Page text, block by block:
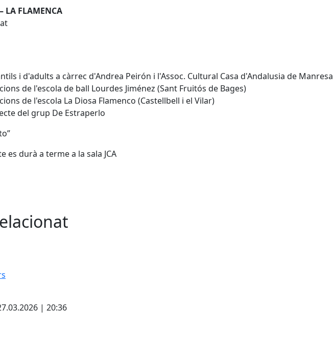
LA FLAMENCA
i d'adults a càrrec d'Andrea Peirón i l'Assoc. Cultural Casa d'Andalusia de Manresa
de l'escola de ball Lourdes Jiménez (Sant Fruitós de Bages)
de l'escola La Diosa Flamenco (Castellbell i el Vilar)
del grup De Estraperlo
es durà a terme a la sala JCA
| 20:36